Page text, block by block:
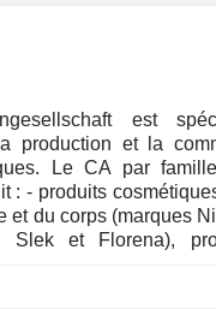
est
production et la
Le CA par
et du corps (marques
Slek et Florena),
et produits